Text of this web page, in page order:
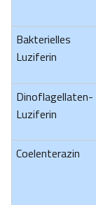
Bakterielles
Luziferin
Dinoflagellaten-
Luziferin
Coelenterazin